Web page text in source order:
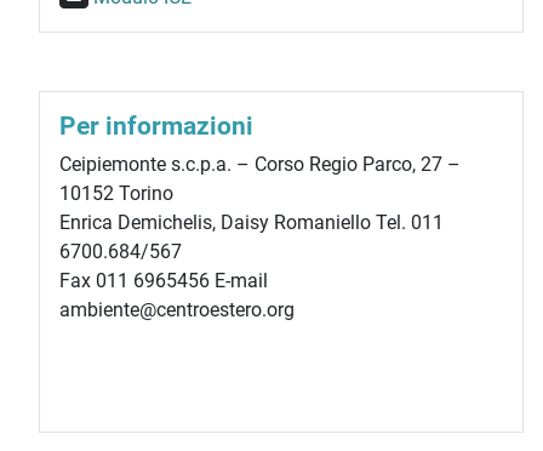
Per informazioni
Ceipiemonte s.c.p.a. – Corso Regio Parco, 27 –
10152 Torino
Enrica Demichelis, Daisy Romaniello Tel. 011
6700.684/567
Fax 011 6965456 E-mail
ambiente@centroestero.org